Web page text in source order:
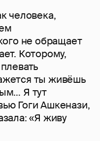
человека,
не обращает
Которому,
ты живёшь
Я тут
Гоги Ашкенази,
«Я живу